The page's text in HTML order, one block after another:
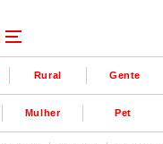
Rural Gente
Mulher Pet